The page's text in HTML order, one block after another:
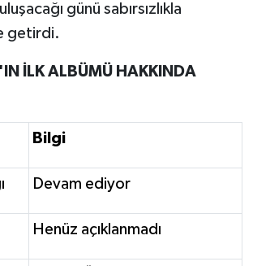
günü sabırsızlıkla
getirdi.
İLK ALBÜMÜ HAKKINDA
Bilgi
Devam ediyor
Henüz açıklanmadı